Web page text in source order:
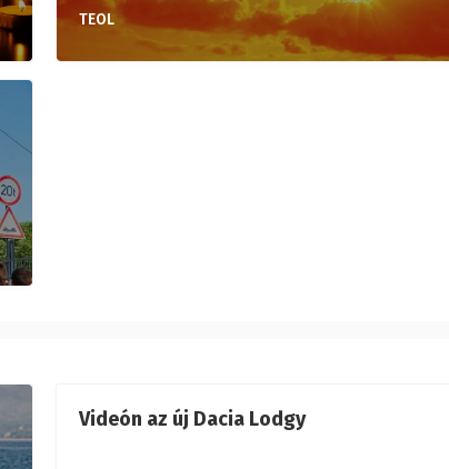
TEOL
Videón az új Dacia Lodgy